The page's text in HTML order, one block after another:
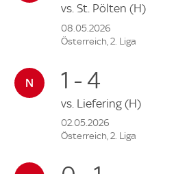
vs. St. Pölten (H)
08.05.2026
Österreich, 2. Liga
1 - 4
vs. Liefering (H)
02.05.2026
Österreich, 2. Liga